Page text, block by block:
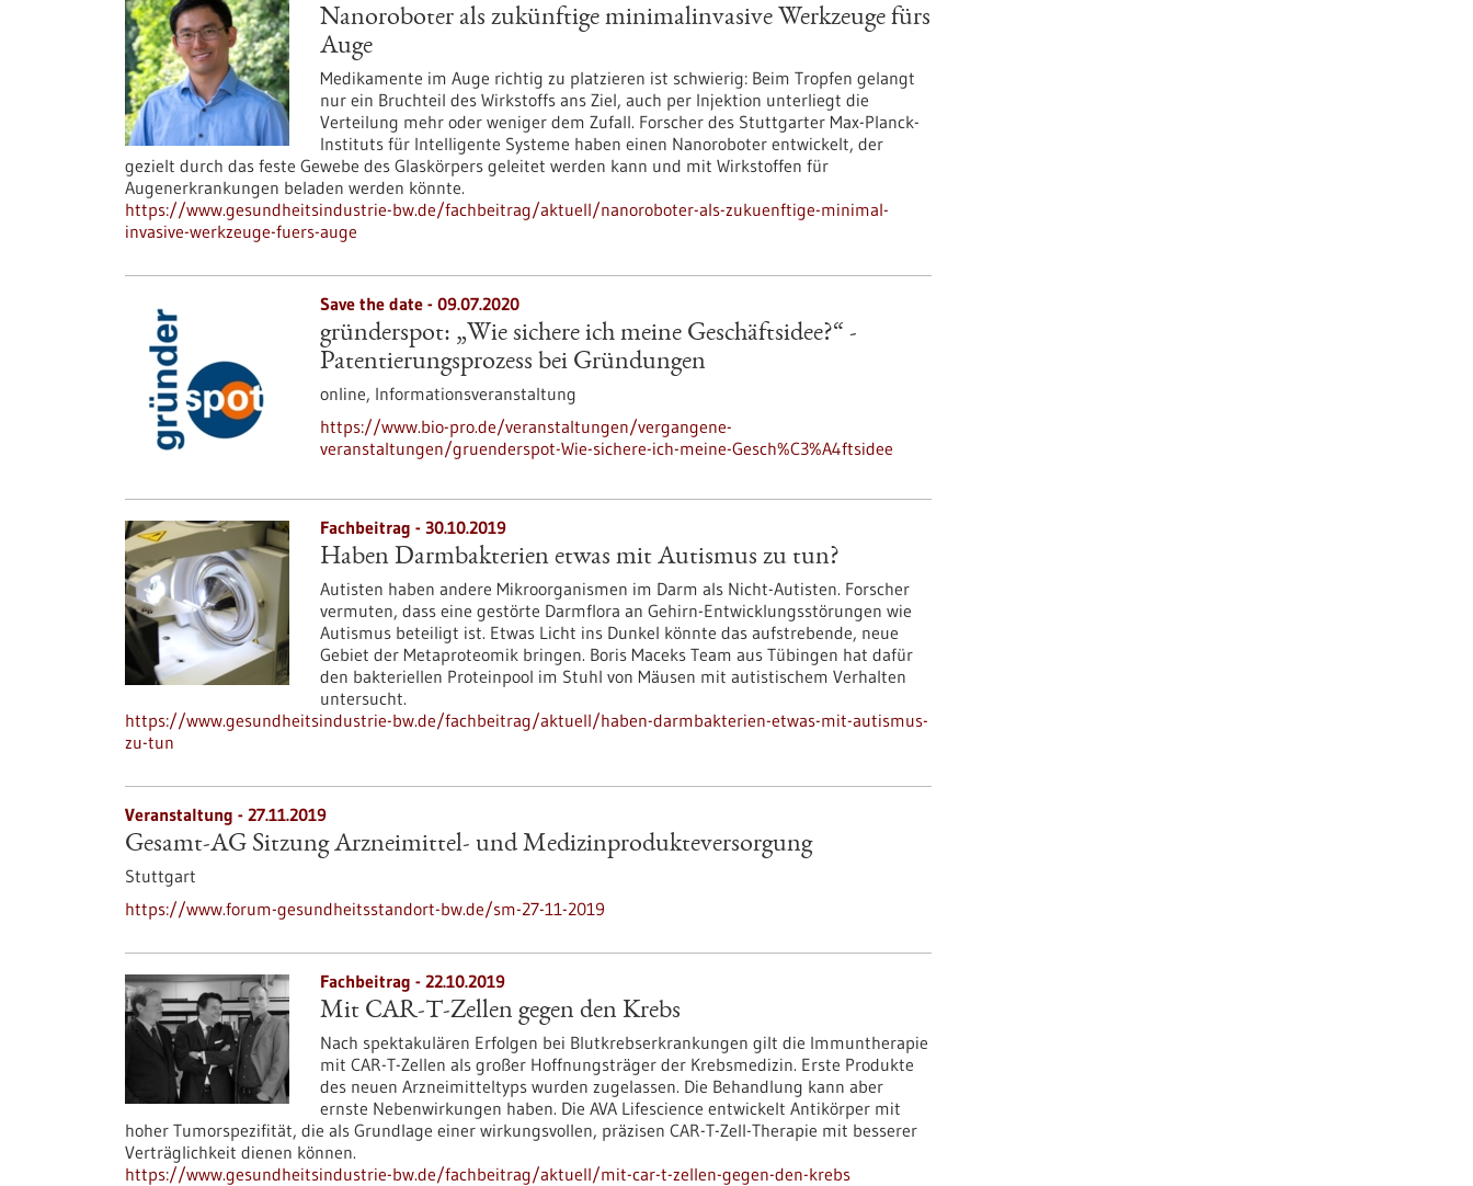
Nanoroboter als zukünftige minimalinvasive Werkzeuge fürs
Auge
Medikamente im Auge richtig zu platzieren ist schwierig: Beim Tropfen gelangt
nur ein Bruchteil des Wirkstoffs ans Ziel, auch per Injektion unterliegt die
Verteilung mehr oder weniger dem Zufall. Forscher des Stuttgarter Max-Planck-
Instituts für Intelligente Systeme haben einen Nanoroboter entwickelt, der
gezielt durch das feste Gewebe des Glaskörpers geleitet werden kann und mit Wirkstoffen für
Augenerkrankungen beladen werden könnte.
https://www.gesundheitsindustrie-bw.de/fachbeitrag/aktuell/nanoroboter-als-zukuenftige-minimal-
invasive-werkzeuge-fuers-auge
Save the date - 09.07.2020
gründerspot: „Wie sichere ich meine Geschäftsidee?“ -
Patentierungsprozess bei Gründungen
online, Informationsveranstaltung
https://www.bio-pro.de/veranstaltungen/vergangene-
veranstaltungen/gruenderspot-Wie-sichere-ich-meine-Gesch%C3%A4ftsidee
Fachbeitrag - 30.10.2019
Haben Darmbakterien etwas mit Autismus zu tun?
Autisten haben andere Mikroorganismen im Darm als Nicht-Autisten. Forscher
vermuten, dass eine gestörte Darmflora an Gehirn-Entwicklungsstörungen wie
Autismus beteiligt ist. Etwas Licht ins Dunkel könnte das aufstrebende, neue
Gebiet der Metaproteomik bringen. Boris Maceks Team aus Tübingen hat dafür
den bakteriellen Proteinpool im Stuhl von Mäusen mit autistischem Verhalten
untersucht.
https://www.gesundheitsindustrie-bw.de/fachbeitrag/aktuell/haben-darmbakterien-etwas-mit-autismus-
zu-tun
Veranstaltung - 27.11.2019
Gesamt-AG Sitzung Arzneimittel- und Medizinprodukteversorgung
Stuttgart
https://www.forum-gesundheitsstandort-bw.de/sm-27-11-2019
Fachbeitrag - 22.10.2019
Mit CAR-T-Zellen gegen den Krebs
Nach spektakulären Erfolgen bei Blutkrebserkrankungen gilt die Immuntherapie
mit CAR-T-Zellen als großer Hoffnungsträger der Krebsmedizin. Erste Produkte
des neuen Arzneimitteltyps wurden zugelassen. Die Behandlung kann aber
ernste Nebenwirkungen haben. Die AVA Lifescience entwickelt Antikörper mit
hoher Tumorspezifität, die als Grundlage einer wirkungsvollen, präzisen CAR-T-Zell-Therapie mit besserer
Verträglichkeit dienen können.
https://www.gesundheitsindustrie-bw.de/fachbeitrag/aktuell/mit-car-t-zellen-gegen-den-krebs